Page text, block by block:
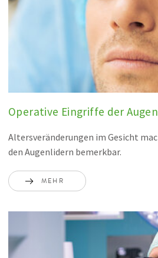
Operative Eingriffe der
Altersveränderungen im Gesicht
den Augenlidern bemerkbar.
MEHR